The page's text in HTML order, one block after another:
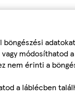
érinti a
a láblécben